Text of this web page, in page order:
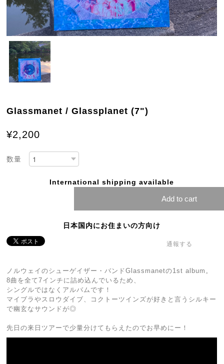
Glassmanet / Glassplanet (7")
¥2,200
数量
International shipping available
Add to cart
日本国内にお住まいの方向け
通報する
ノルウェイのシューゲイザー・バンドGlassmanetの1st album。
8曲を全て7インチに詰め込んでいるため、
シングルではなくアルバムです！
マイブラやスロウダイブ、コクトーツインズが好きと言うシルキー
で幽玄なサウンドが◎
先日の来日ツアーで少量分けてもらえたのでお早めにー！